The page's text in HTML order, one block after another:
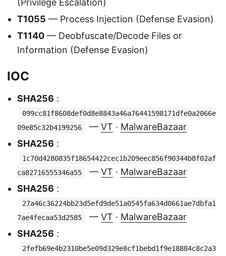
(Privilege Escalation)
T1055 — Process Injection (Defense Evasion)
T1140 — Deobfuscate/Decode Files or
Information (Defense Evasion)
IOC
SHA256 :
099cc81f8608def0d8e8843a46a76441598171dfe0a2066e
09e85c32b4199256
— VT · MalwareBazaar
SHA256 :
1c70d4280835f18654422cec1b209eec856f90344b8f02af
ca82716555346a55
— VT · MalwareBazaar
SHA256 :
27a46c36224bb23d5efd9de51a0545fa634d0661ae7dbfa1
7ae4fecaa53d2585
— VT · MalwareBazaar
SHA256 :
2fefb69e4b2310be5e09d329e8cf1bebd1f9e18884c8c2a3